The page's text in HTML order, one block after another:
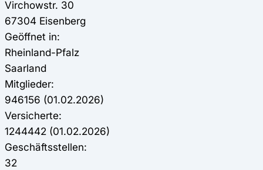
Virchowstr. 30
67304 Eisenberg
Geöffnet in:
Rheinland-Pfalz
Saarland
Mitglieder:
946156 (01.02.2026)
Versicherte:
1244442 (01.02.2026)
Geschäftsstellen:
32